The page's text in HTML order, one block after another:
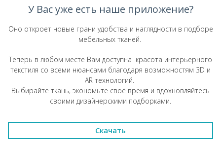
У Вас уже есть наше приложение?
Оно откроет новые грани удобства и наглядности в подборе
мебельных тканей.
Теперь в любом месте Вам доступна красота интерьерного
текстиля со всеми нюансами благодаря возможностям 3D и
AR технологий.
Выбирайте ткань, экономьте своё время и вдохновляйтесь
своими дизайнерскими подборками.
Скачать